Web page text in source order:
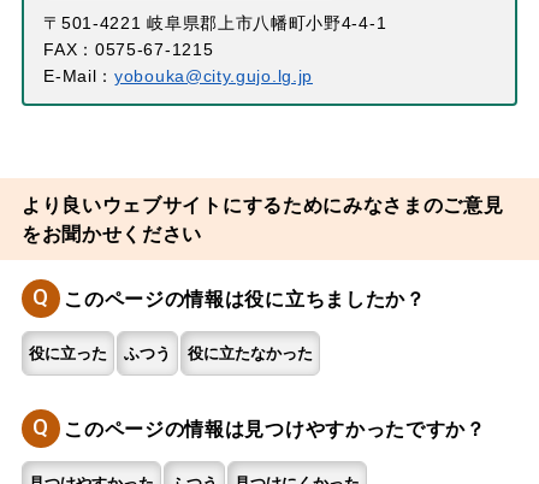
〒501-4221 岐阜県郡上市八幡町小野4-4-1
FAX：0575-67-1215
E-Mail：yobouka@city.gujo.lg.jp
より良いウェブサイトにするためにみなさまのご意見
をお聞かせください
Q このページの情報は役に立ちましたか？
役に立った ふつう 役に立たなかった
Q このページの情報は見つけやすかったですか？